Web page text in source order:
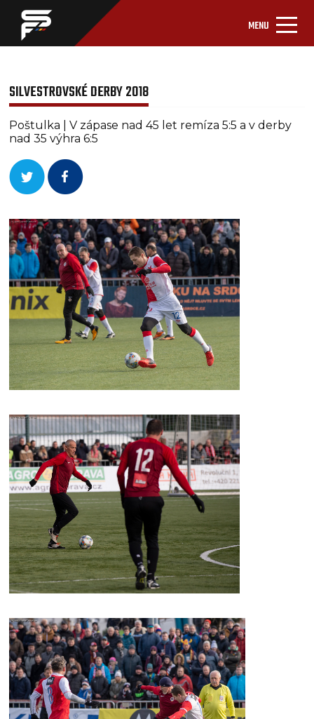
MENU
SILVESTROVSKÉ DERBY 2018
Poštulka | V zápase nad 45 let remíza 5:5 a v derby
nad 35 výhra 6:5